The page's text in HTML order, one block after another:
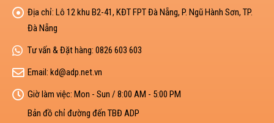
Địa chỉ: Lô 12 khu B2-41, KĐT FPT Đà Nẵng, P. Ngũ Hành Sơn, TP.
Đà Nẵng
Tư vấn & Đặt hàng: 0826 603 603
Email: kd@adp.net.vn
Giờ làm việc: Mon - Sun / 8:00 AM - 5:00 PM
Bản đồ chỉ đường đến TBĐ ADP